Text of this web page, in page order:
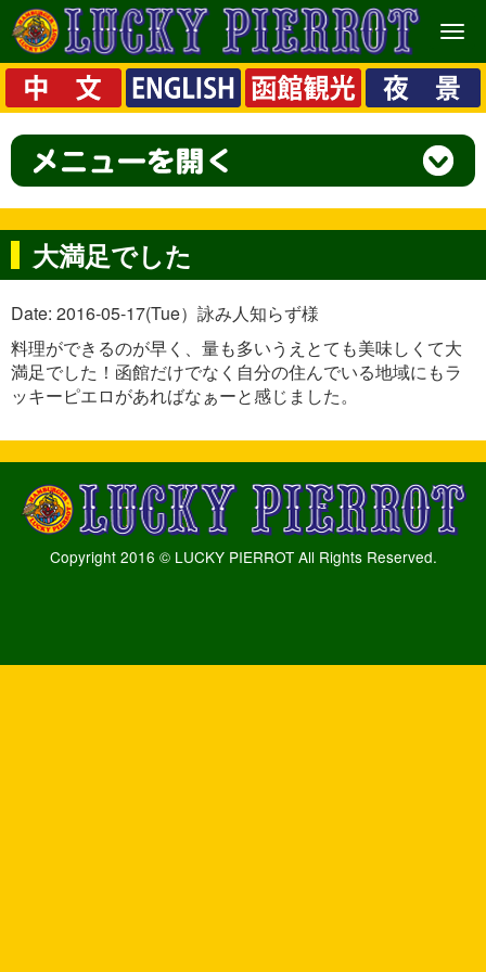
メ
ニ
ュ
ー
大満足でした
Date: 2016-05-17(Tue）詠み人知らず様
料理ができるのが早く、量も多いうえとても美味しくて大
満足でした！函館だけでなく自分の住んでいる地域にもラ
ッキーピエロがあればなぁーと感じました。
Copyright 2016 © LUCKY PIERROT All Rights Reserved.